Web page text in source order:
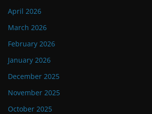
April 2026
March 2026
February 2026
January 2026
December 2025
November 2025
October 2025